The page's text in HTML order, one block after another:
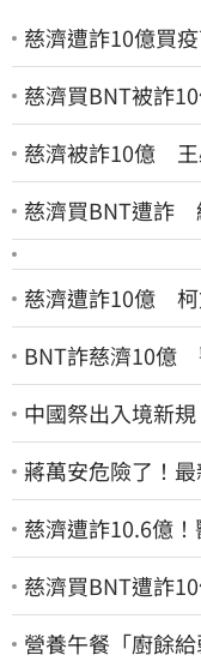
慈濟遭詐10億買
慈濟買BNT被詐
慈濟被詐10億 王
慈濟買BNT遭詐
慈濟遭詐10億 柯
BNT詐慈濟10億
中國祭出入境新
蔣萬安危險了！
慈濟遭詐10.6億
慈濟買BNT遭詐
年前貼文：藍白
營養午餐「廚餘